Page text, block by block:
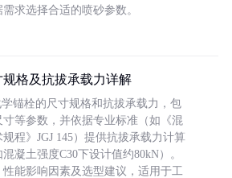
求选择合适的喷砂参数。
格及抗拔承载力详解
锚栓的尺寸规格和抗拔承载力，包
等参数，并依据专业标准（如《混
程》JGJ 145）提供抗拔承载力计算
凝土强度C30下设计值约80kN）。
能影响因素及选型建议，适用于工